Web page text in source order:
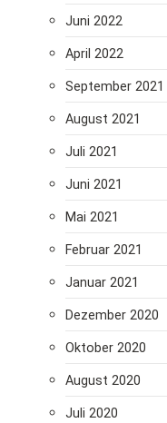
Juni 2022
April 2022
September 2021
August 2021
Juli 2021
Juni 2021
Mai 2021
Februar 2021
Januar 2021
Dezember 2020
Oktober 2020
August 2020
Juli 2020